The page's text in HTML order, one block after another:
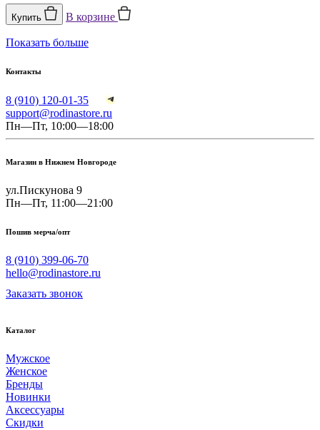
Купить В корзине
Показать больше
Контакты
8 (910) 120-01-35
support@rodinastore.ru
Пн—Пт, 10:00—18:00
Магазин в Нижнем Новгороде
ул.Пискунова 9
Пн—Пт, 11:00—21:00
Пошив мерча/опт
8 (910) 399-06-70
hello@rodinastore.ru
Заказать звонок
Каталог
Мужское
Женское
Бренды
Новинки
Аксессуары
Скидки